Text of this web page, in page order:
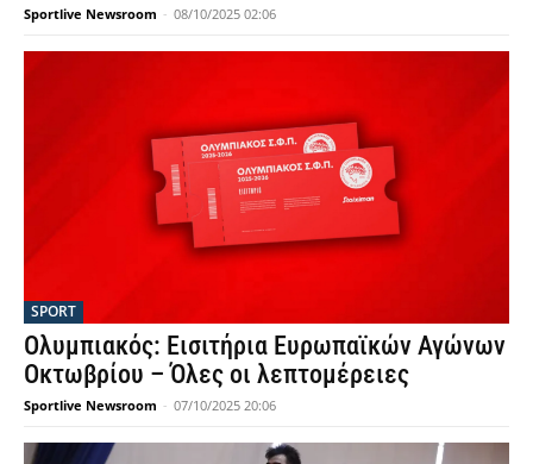
Sportlive Newsroom - 08/10/2025 02:06
SPORT
Ολυμπιακός: Εισιτήρια Ευρωπαϊκών Αγώνων
Οκτωβρίου – Όλες οι λεπτομέρειες
Sportlive Newsroom - 07/10/2025 20:06